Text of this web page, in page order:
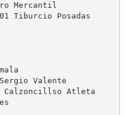
Mercantil
Tiburcio Posadas
Valente
Calzoncillso Atleta